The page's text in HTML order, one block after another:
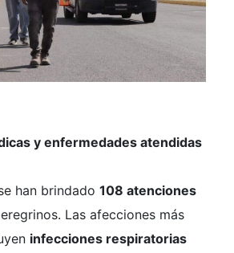
y enfermedades atendidas
han brindado 108 atenciones
Las afecciones más
infecciones respiratorias